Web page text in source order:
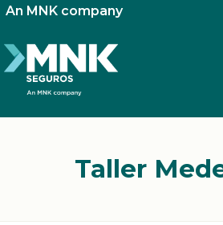
An MNK company
Taller